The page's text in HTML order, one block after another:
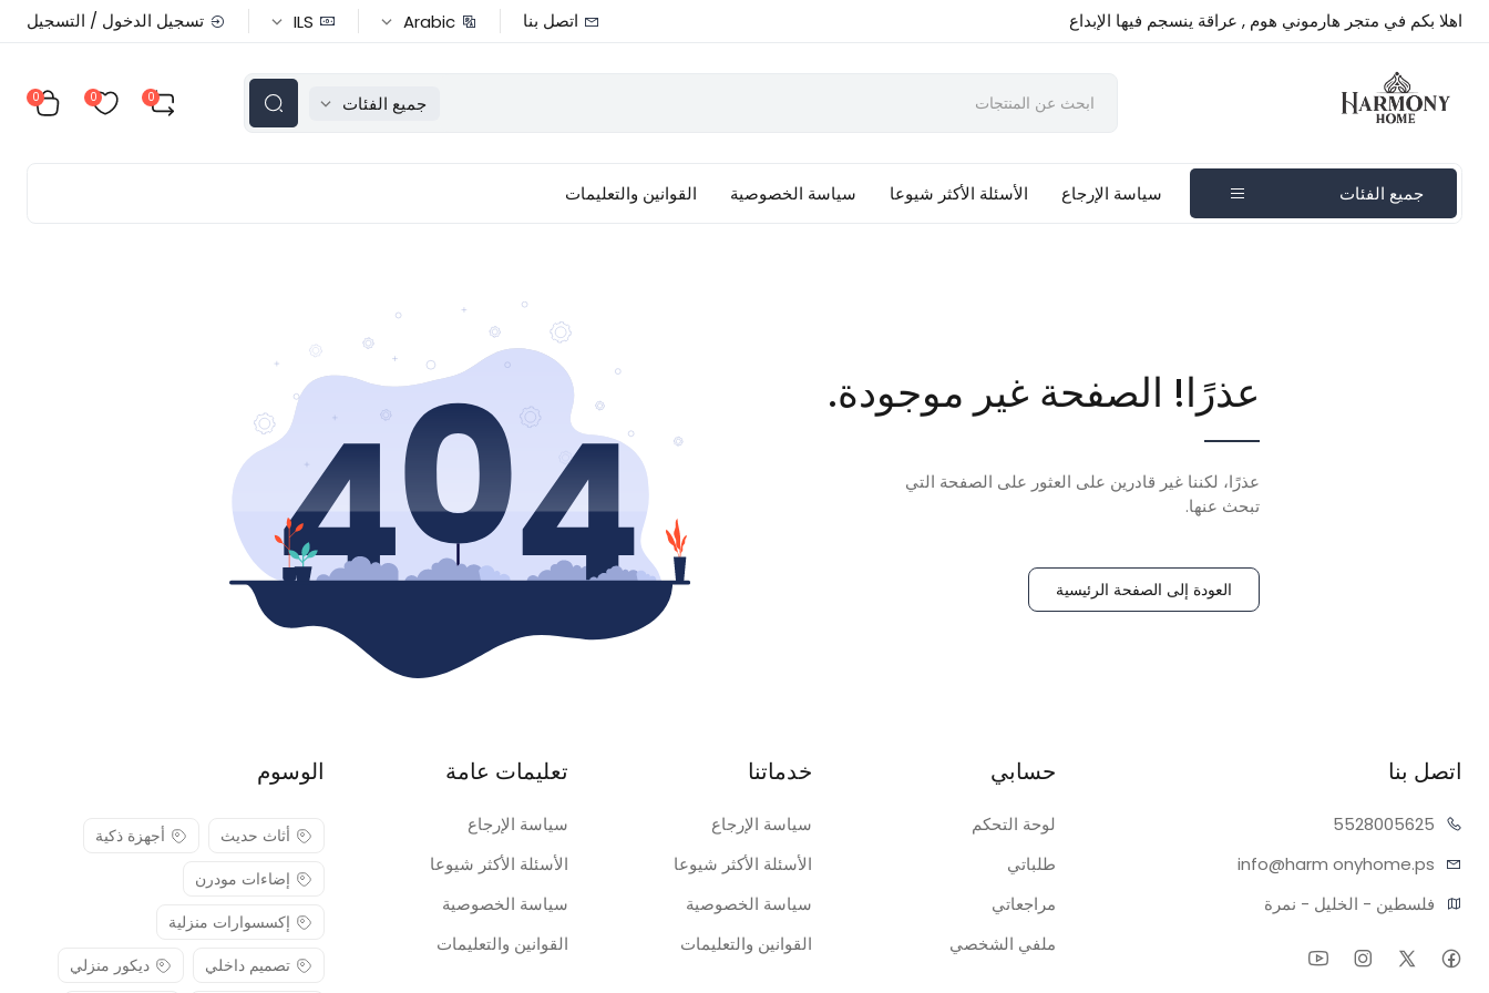
اهلا بكم في متجر هارموني هوم , عراقة ينسجم فيها الإبداع اتصل بنا Arabic
ILS تسجيل الدخول / التسجيل
جميع الفئات 0
0
0
جميع الفئات سياسة الإرجاع الأسئلة الأكثر شيوعا سياسة الخصوصية القوانين والتعليمات
عذرًا! الصفحة غير موجودة.
عذرًا، لكننا غير قادرين على العثور على الصفحة التي
تبحث عنها.
العودة إلى الصفحة الرئيسية
اتصل بنا
05625
55280
info@harm onyhome.ps
فلسطين - الخليل - نمرة
حسابي
لوحة التحكم
طلباتي
مراجعاتي
ملفي الشخصي
خدماتنا
سياسة الإرجاع
الأسئلة الأكثر شيوعا
سياسة الخصوصية
القوانين والتعليمات
تعليمات عامة
سياسة الإرجاع
الأسئلة الأكثر شيوعا
سياسة الخصوصية
القوانين والتعليمات
الوسوم
أثاث حديث
أجهزة ذكية
إضاءات مودرن
إكسسوارات منزلية
تصميم داخلي
ديكور منزلي